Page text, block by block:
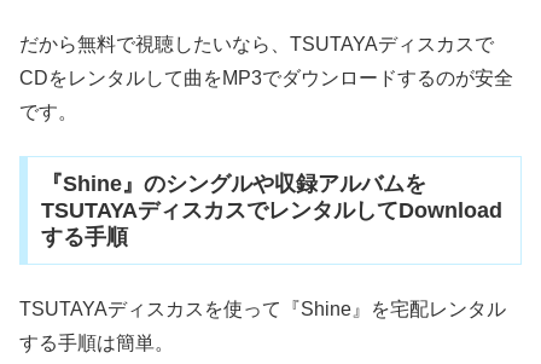
だから無料で視聴したいなら、TSUTAYAディスカスで
CDをレンタルして曲をMP3でダウンロードするのが安全
です。
『Shine』のシングルや収録アルバムを
TSUTAYAディスカスでレンタルしてDownload
する手順
TSUTAYAディスカスを使って『Shine』を宅配レンタル
する手順は簡単。